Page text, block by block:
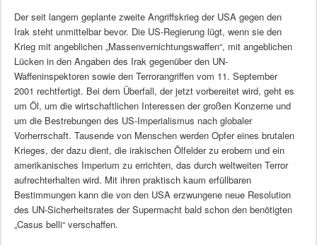
Der seit langem geplante zweite Angriffskrieg der USA gegen den
Irak steht unmittelbar bevor. Die US-Regierung lügt, wenn sie den
Krieg mit angeblichen „Massenvernichtungswaffen“, mit angeblichen
Lücken in den Angaben des Irak gegenüber den UN-
Waffeninspektoren sowie den Terrorangriffen vom 11. September
2001 rechtfertigt. Bei dem Überfall, der jetzt vorbereitet wird, geht es
um Öl, um die wirtschaftlichen Interessen der großen Konzerne und
um die Bestrebungen des US-Imperialismus nach globaler
Vorherrschaft. Tausende von Menschen werden Opfer eines brutalen
Krieges, der dazu dient, die irakischen Ölfelder zu erobern und ein
amerikanisches Imperium zu errichten, das durch weltweiten Terror
aufrechterhalten wird. Mit ihren praktisch kaum erfüllbaren
Bestimmungen kann die von den USA erzwungene neue Resolution
des UN-Sicherheitsrates der Supermacht bald schon den benötigten
„Casus belli“ verschaffen.